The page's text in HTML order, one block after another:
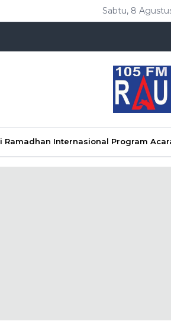
Sabtu, 8
Ramadhan Internasional Program